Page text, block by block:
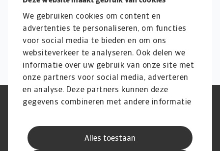
We gebruiken cookies om content en
advertenties te personaliseren, om functies
voor social media te bieden en om ons
websiteverkeer te analyseren. Ook delen we
informatie over uw gebruik van onze site met
onze partners voor social media, adverteren
en analyse. Deze partners kunnen deze
gegevens combineren met andere informatie
verzameld op basis van uw gebruik van hun
services.
Alles toestaan
Phishing en Security
Privacyverklaring
Juridische informatie
Supplier information